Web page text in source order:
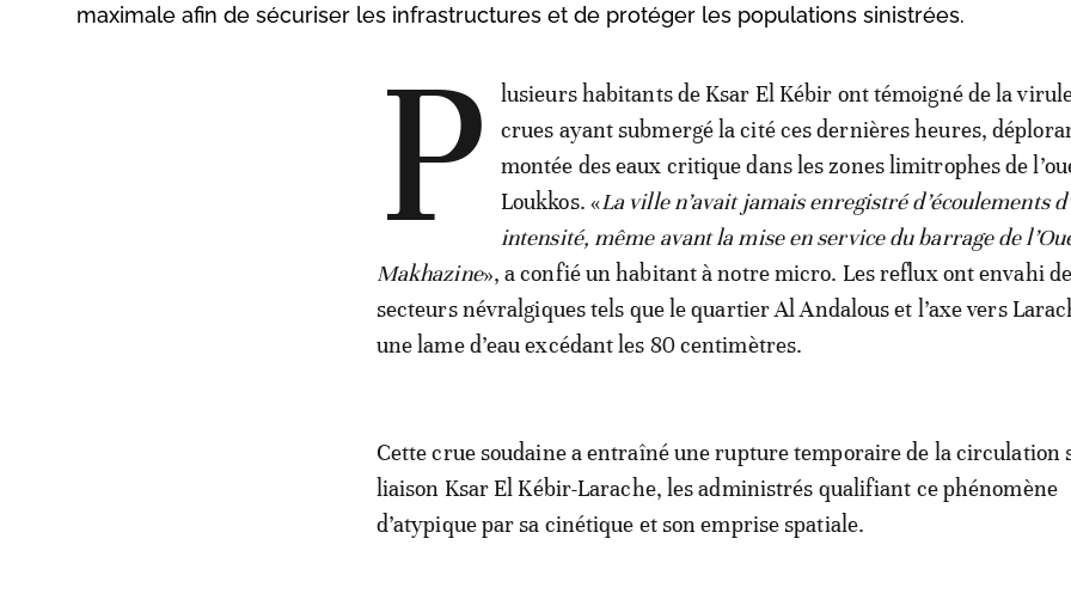
maximale afin de sécuriser les infrastructures et de protéger les populations sinistrées.
P
lusieurs habitants de Ksar El Kébir ont témoigné de la
crues ayant submergé la cité ces dernières heures,
montée des eaux critique dans les zones limitrophes de
Loukkos. «La ville n’avait jamais enregistré d’écoulements
intensité, même avant la mise en service du barrage de
Makhazine», a confié un habitant à notre micro. Les reflux ont envahi
secteurs névralgiques tels que le quartier Al Andalous et l’axe vers
une lame d’eau excédant les 80 centimètres.
Cette crue soudaine a entraîné une rupture temporaire de la circulation
liaison Ksar El Kébir-Larache, les administrés qualifiant ce phénomène
d’atypique par sa cinétique et son emprise spatiale.